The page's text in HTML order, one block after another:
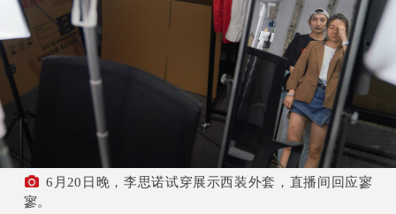
6月20日晚，李思诺试穿展示西装外套，直播间回应寥
寥。